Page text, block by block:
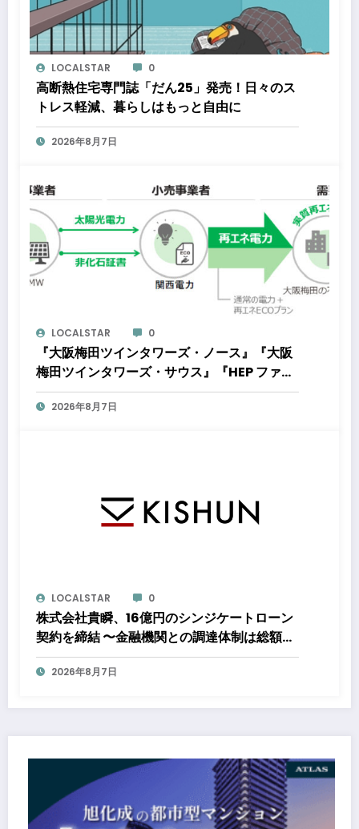
LOCALSTAR 0
高断熱住宅専門誌「だん25」発売！日々のス
トレス軽減、暮らしはもっと自由に
2026年8月7日
LOCALSTAR 0
『大阪梅田ツインタワーズ・ノース』『大阪
梅田ツインタワーズ・サウス』『HEP ファイ
ブ』において8月下旬から「オフサイト型コ
ーポレートPPA」による再生可能エネルギー
2026年8月7日
LOCALSTAR 0
株式会社貴瞬、16億円のシンジケートローン
契約を締結 〜金融機関との調達体制は総額約
80億円規模へ。DX・海外展開をはじめとし
た成長投資を加速～
2026年8月7日